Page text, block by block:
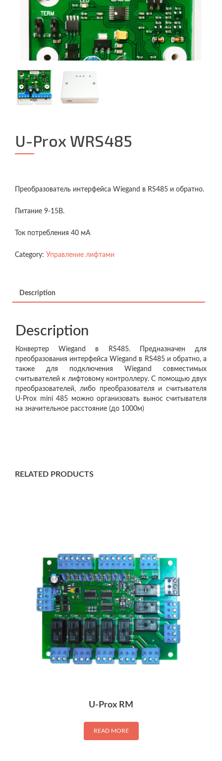
U-Prox WRS485
Преобразователь интерфейса Wiegand в RS485 и обратно.
Питание 9-15В.
Ток потребления 40 мА
Category: Управление лифтами
Description
Description
Конвертер Wiegand в RS485. Предназначен для
преобразования интерфейса Wiegand в RS485 и обратно, а
также для подключения Wiegand совместимых
считывателей к лифтовому контроллеру. С помощью двух
преобразователей, либо преобразователя и считывателя
U-Prox mini 485 можно организовать вынос считывателя
на значительное расстояние (до 1000м)
RELATED PRODUCTS
U-Prox RM
READ MORE